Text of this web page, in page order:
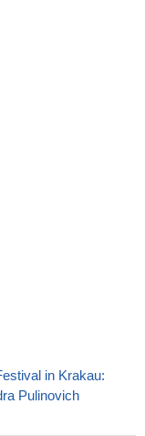
in Krakau:
Pulinovich